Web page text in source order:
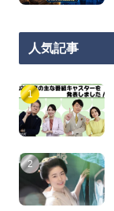
人気記事